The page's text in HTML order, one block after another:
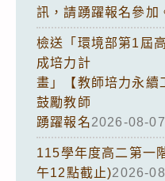
訊，請踴躍報名參加
檢送「環境部第1屆
成培力計
畫」【教師培力永續
鼓勵教師
踴躍報名2026-08-07
115學年度高二第一
午12點截止)2026-